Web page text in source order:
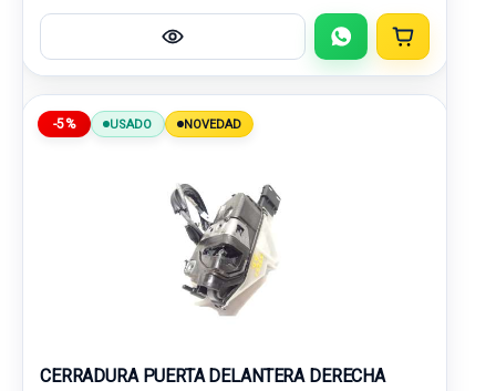
-5% USADO NOVEDAD
CERRADURA PUERTA DELANTERA DERECHA